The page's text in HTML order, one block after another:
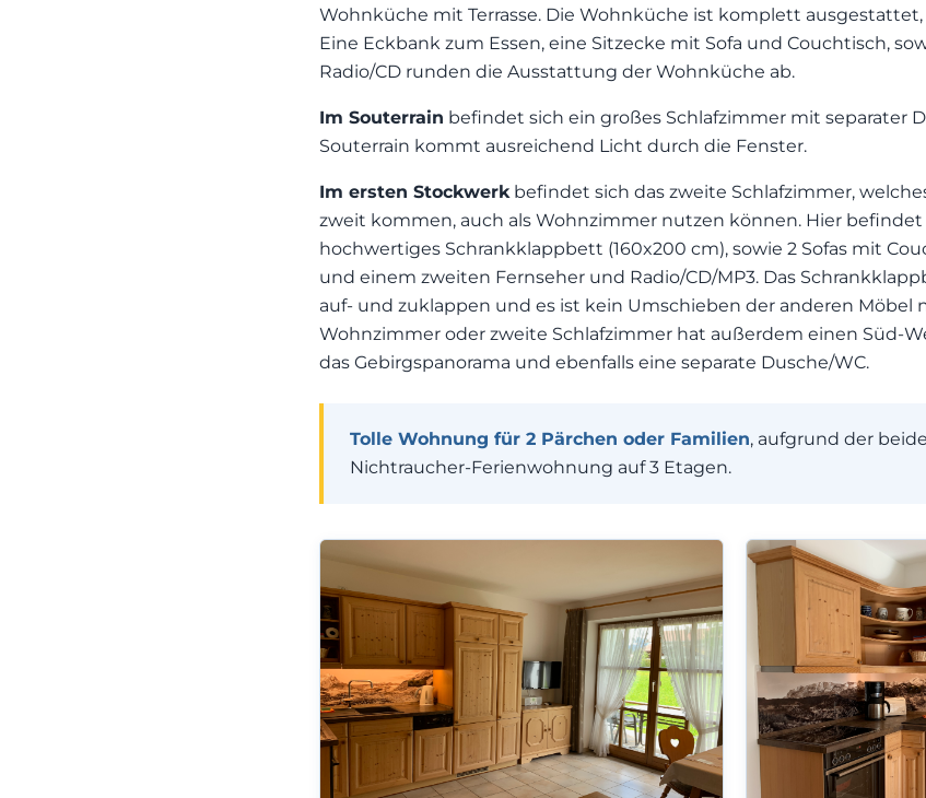
Wohnküche mit Terrasse. Die Wohnküche ist komplett ausgestattet,
Eine Eckbank zum Essen, eine Sitzecke mit Sofa und Couchtisch,
Radio/CD runden die Ausstattung der Wohnküche ab.
Im Souterrain befindet sich ein großes Schlafzimmer mit separater
Souterrain kommt ausreichend Licht durch die Fenster.
Im ersten Stockwerk befindet sich das zweite Schlafzimmer,
zweit kommen, auch als Wohnzimmer nutzen können. Hier befindet
hochwertiges Schrankklappbett (160x200 cm), sowie 2 Sofas mit
und einem zweiten Fernseher und Radio/CD/MP3. Das
auf- und zuklappen und es ist kein Umschieben der anderen Möbel
Wohnzimmer oder zweite Schlafzimmer hat außerdem einen Süd-
das Gebirgspanorama und ebenfalls eine separate Dusche/WC.
Tolle Wohnung für 2 Pärchen oder Familien, aufgrund der
Nichtraucher-Ferienwohnung auf 3 Etagen.